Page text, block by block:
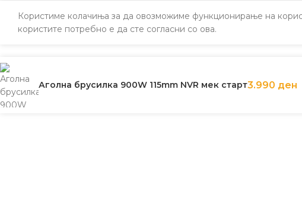
Користиме колачиња за да овозможиме функционирање на
користите потребно е да сте согласни со ова.
Аголна брусилка 900W 115mm NVR мек старт3.990 ден